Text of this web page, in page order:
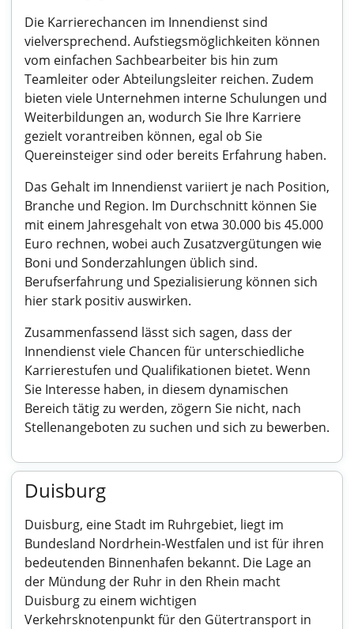
Die Karrierechancen im Innendienst sind
vielversprechend. Aufstiegsmöglichkeiten können
vom einfachen Sachbearbeiter bis hin zum
Teamleiter oder Abteilungsleiter reichen. Zudem
bieten viele Unternehmen interne Schulungen und
Weiterbildungen an, wodurch Sie Ihre Karriere
gezielt vorantreiben können, egal ob Sie
Quereinsteiger sind oder bereits Erfahrung haben.
Das Gehalt im Innendienst variiert je nach Position,
Branche und Region. Im Durchschnitt können Sie
mit einem Jahresgehalt von etwa 30.000 bis 45.000
Euro rechnen, wobei auch Zusatzvergütungen wie
Boni und Sonderzahlungen üblich sind.
Berufserfahrung und Spezialisierung können sich
hier stark positiv auswirken.
Zusammenfassend lässt sich sagen, dass der
Innendienst viele Chancen für unterschiedliche
Karrierestufen und Qualifikationen bietet. Wenn
Sie Interesse haben, in diesem dynamischen
Bereich tätig zu werden, zögern Sie nicht, nach
Stellenangeboten zu suchen und sich zu bewerben.
Duisburg
Duisburg, eine Stadt im Ruhrgebiet, liegt im
Bundesland Nordrhein-Westfalen und ist für ihren
bedeutenden Binnenhafen bekannt. Die Lage an
der Mündung der Ruhr in den Rhein macht
Duisburg zu einem wichtigen
Verkehrsknotenpunkt für den Gütertransport in